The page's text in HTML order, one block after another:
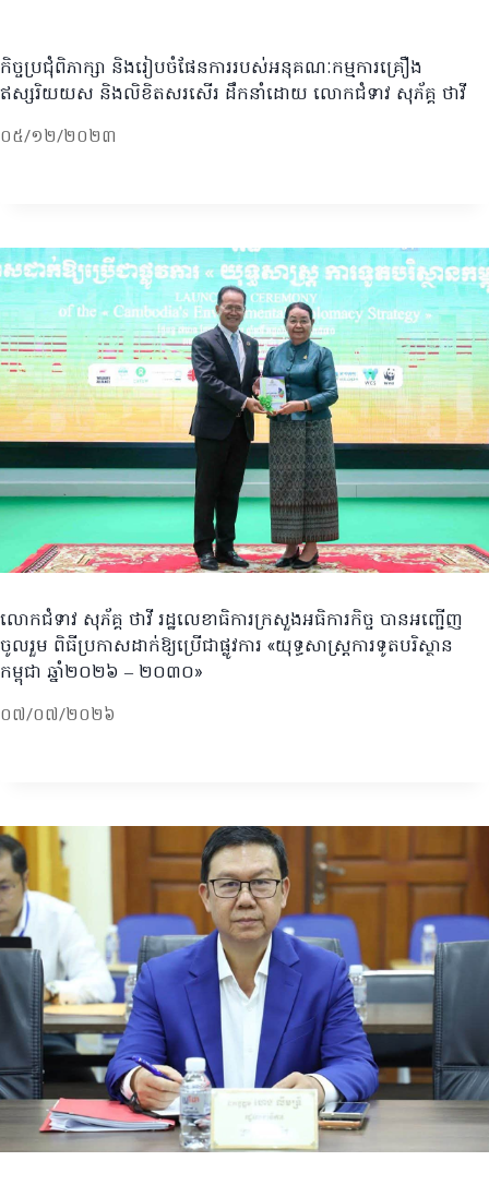
កិច្ចប្រជុំពិភាក្សា និងរៀបចំផែនការរបស់អនុគណៈកម្មការគ្រឿង
ឥស្សរិយយស និងលិខិតសរសើរ ដឹកនាំដោយ លោកជំទាវ សុភ័គ្គ ថាវី
០៥/១២/២០២៣
លោកជំទាវ សុភ័គ្គ ថាវី រដ្ឋលេខាធិការក្រសួងអធិការកិច្ច បានអញ្ជើញ
ចូលរួម ពិធីប្រកាសដាក់ឱ្យប្រើជាផ្លូវការ «យុទ្ធសាស្ត្រការទូតបរិស្ថាន
កម្ពុជា ឆ្នាំ២០២៦ – ២០៣០»
០៧/០៧/២០២៦